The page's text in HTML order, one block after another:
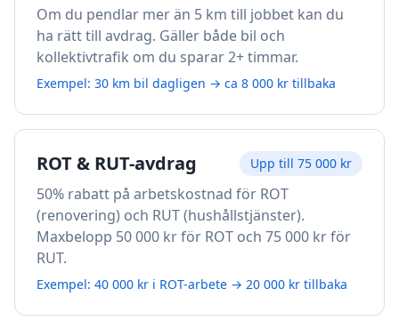
Om du pendlar mer än 5 km till jobbet kan du
ha rätt till avdrag. Gäller både bil och
kollektivtrafik om du sparar 2+ timmar.
Exempel: 30 km bil dagligen → ca 8 000 kr tillbaka
ROT & RUT-avdrag Upp till 75 000 kr
50% rabatt på arbetskostnad för ROT
(renovering) och RUT (hushållstjänster).
Maxbelopp 50 000 kr för ROT och 75 000 kr för
RUT.
Exempel: 40 000 kr i ROT-arbete → 20 000 kr tillbaka